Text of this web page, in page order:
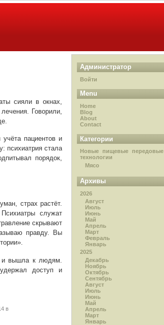
сияли в окнах,
Говорили,
пациентов и
психиатрия стала
порядок,
страх растёт.
служат
скрывают
правду. Вы
и вышла к людям.
доступ и
в
Администратор
Войти
Menu
Home
Blog
About
Contact
Категории
Новые пищевые передовые
технологии
Мясо
Архивы
2026
Август
Июль
Июнь
Май
Апрель
Март
Февраль
Январь
2025
Декабрь
Ноябрь
Октябрь
Сентябрь
Август
Июль
Июнь
Май
Апрель
Март
Январь